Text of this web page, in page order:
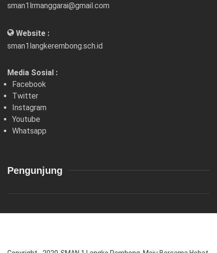
sman1lrmanggarai@gmail.com
Website :
sman1langkerembong.sch.id
Media Sosial :
Facebook
Twitter
Instagram
Youtube
Whatsapp
Pengunjung